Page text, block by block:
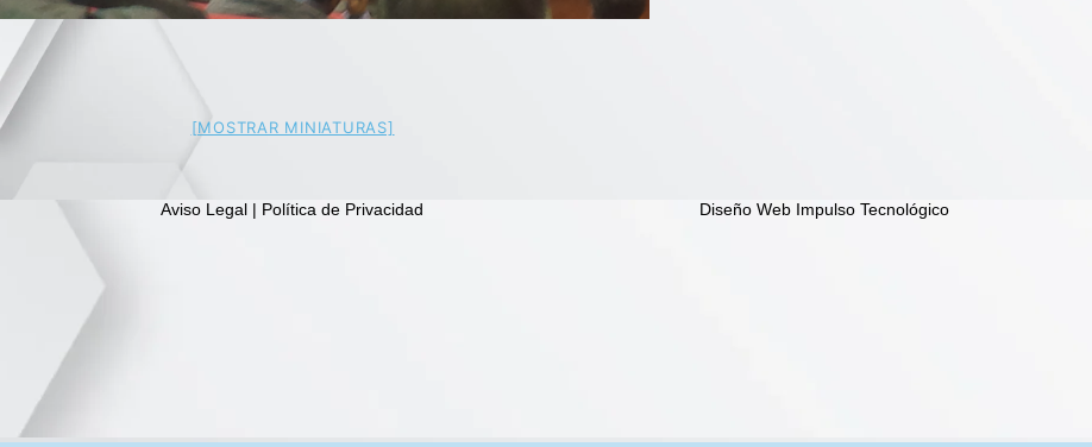
[MOSTRAR MINIATURAS]
Aviso Legal | Política de Privacidad Diseño Web Impulso Tecnológico